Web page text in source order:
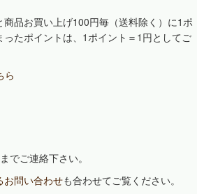
品お買い上げ100円毎（送料除く）に1ポ
たポイントは、1ポイント＝1円としてご
ら
でご連絡下さい。
お問い合わせも合わせてご覧ください。